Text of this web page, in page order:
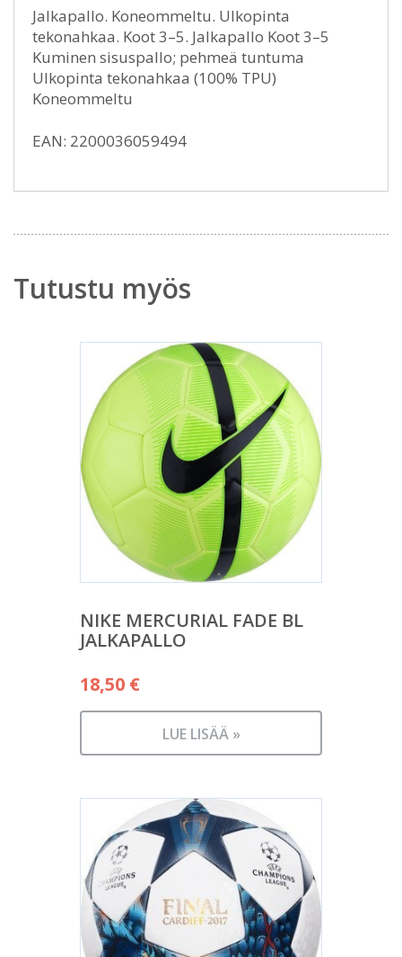
Jalkapallo. Koneommeltu. Ulkopinta
tekonahkaa. Koot 3–5. Jalkapallo Koot 3–5
Kuminen sisuspallo; pehmeä tuntuma
Ulkopinta tekonahkaa (100% TPU)
Koneommeltu
EAN: 2200036059494
Tutustu myös
NIKE MERCURIAL FADE BL
JALKAPALLO
18,50 €
LUE LISÄÄ »